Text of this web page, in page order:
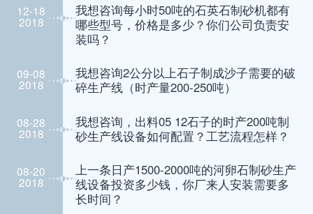
12-18
2018
我想咨询每小时50吨的石英石制砂机都有
哪些型号，价格是多少？你们公司负责安
装吗？
09-08
2018
我想咨询2公分以上石子制成沙子需要的破
碎生产线（时产量200-250吨）
08-28
2018
我想咨询，出料05 12石子的时产200吨制
砂生产线设备如何配置？工艺流程怎样？
08-20
2018
上一条日产1500-2000吨的河卵石制砂生产
线设备投资多少钱，你厂来人安装需要多
长时间？